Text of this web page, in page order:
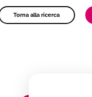
Torna alla ricerca